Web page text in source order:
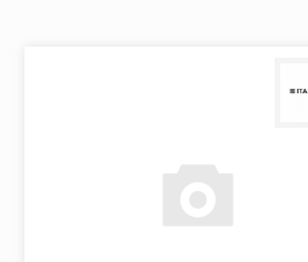
Подписание договора
Срок предоставления